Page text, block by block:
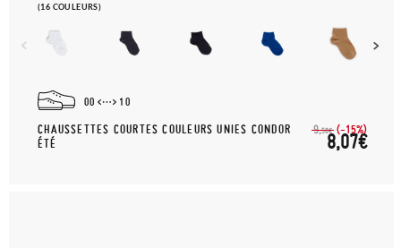
(16 COULEURS)
00 10
CHAUSSETTES COURTES COULEURS UNIES CONDOR
ÉTÉ
9,50€ (-15%)
8,07€